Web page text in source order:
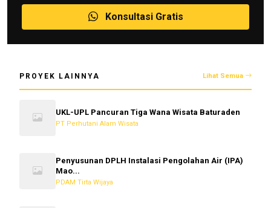
Konsultasi Gratis
PROYEK LAINNYA Lihat Semua
UKL-UPL Pancuran Tiga Wana Wisata Baturaden
PT Perhutani Alam Wisata
Penyusunan DPLH Instalasi Pengolahan Air (IPA)
Mao...
PDAM Tirta Wijaya